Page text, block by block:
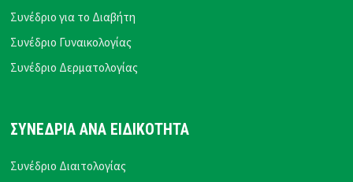
Συνέδριο για το Διαβήτη
Συνέδριο Γυναικολογίας
Συνέδριο Δερματολογίας
ΣΥΝΕΔΡΙΑ ΑΝΑ ΕΙΔΙΚΟΤΗΤΑ
Συνέδριο Διαιτολογίας